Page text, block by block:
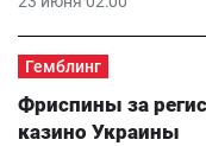
Гемблинг
Фриспины за
казино Украины